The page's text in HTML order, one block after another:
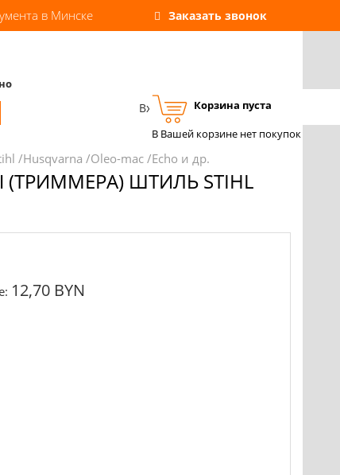
Заказать звонок
в Минске
Корзина пуста
В Вашей корзине нет покупок
Вход Регистрация
/Husqvarna /Oleo-mac /Echo и др.
ШТИЛЬ STIHL
12,70 BYN